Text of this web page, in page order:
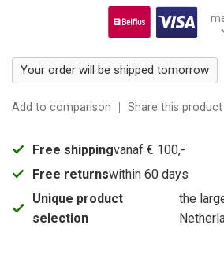
Your order will be shipped tomorrow
Add to comparison Share this product
Free shippingvanaf € 100,-
Free returnswithin 60 days
Unique product
selection
the